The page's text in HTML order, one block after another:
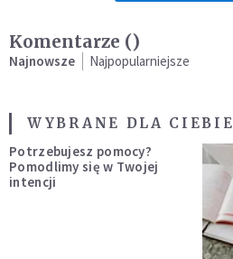
Komentarze ()
Najnowsze Najpopularniejsze
WYBRANE DLA CIEBIE
Potrzebujesz pomocy?
Pomodlimy się w Twojej
intencji